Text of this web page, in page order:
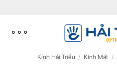
content
Kính Hải Triều / Kính Mát /